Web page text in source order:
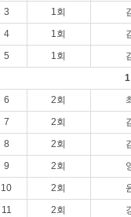
3
1회
4
1회
5
1회
6
2회
7
2회
8
2회
9
2회
10
2회
11
2회